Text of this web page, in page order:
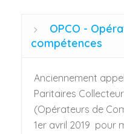
OPCO -
compétences
Anciennement
Paritaires
(Opérateurs de
1er avril 2019 pour